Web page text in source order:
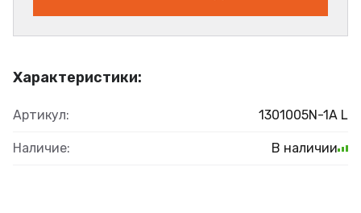
Характеристики:
Артикул: 1301005N-1A L
Наличие: В наличии